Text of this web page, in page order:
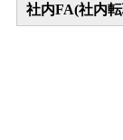
社内FA(社内